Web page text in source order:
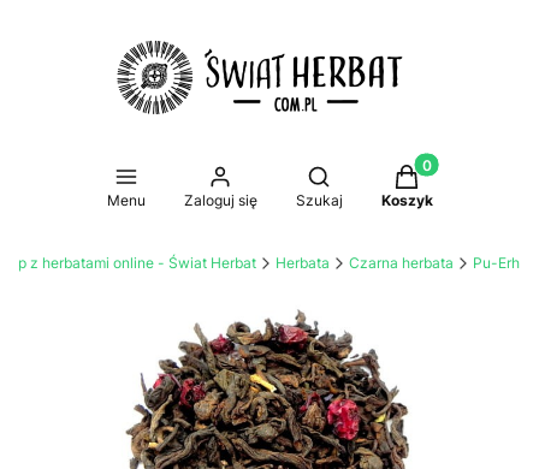
Menu Zaloguj się
Otwórz wyszukiwarkę
Szukaj
Produkty w
Koszyk
z herbatami online - Świat Herbat Herbata Czarna herbata Pu-Erh